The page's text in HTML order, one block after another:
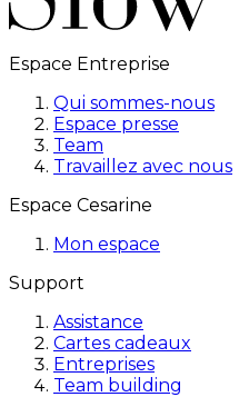
Espace Entreprise
Qui sommes-nous
Espace presse
Team
Travaillez avec nous
Espace Cesarine
Mon espace
Support
Assistance
Cartes cadeaux
Entreprises
Team building